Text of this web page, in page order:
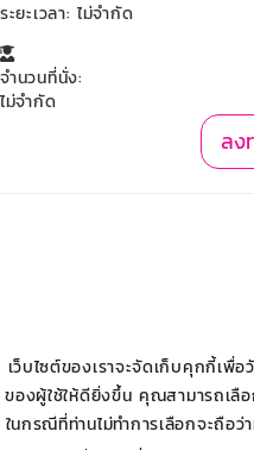
เว็บไซต์ของเราจะจัดเก็บคุกกี้เ
ของผู้ใช้ให้ดียิ่งขึ้น คุณสามารถเลื
ในกรณีที่ท่านไม่ทำการเลือกจะถือ
ระยะเวลา: ไม่จำกัด
จำนวนที่นั่ง:
ไม่จำกัด
ลง